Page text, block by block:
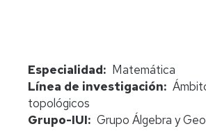
Especialidad
Matemática
Línea de investigación
topológicos
Grupo-IUI
Grupo Álgebra y